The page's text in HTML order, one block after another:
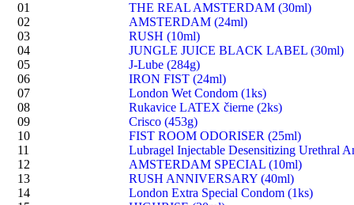
01
THE REAL AMSTERDAM (30ml)
02
AMSTERDAM (24ml)
03
RUSH (10ml)
04
JUNGLE JUICE BLACK LABEL (30ml)
05
J-Lube (284g)
06
IRON FIST (24ml)
07
London Wet Condom (1ks)
08
Rukavice LATEX čierne (2ks)
09
Crisco (453g)
10
FIST ROOM ODORISER (25ml)
11
Lubragel Injectable Desensitizing Urethral
12
AMSTERDAM SPECIAL (10ml)
13
RUSH ANNIVERSARY (40ml)
14
London Extra Special Condom (1ks)